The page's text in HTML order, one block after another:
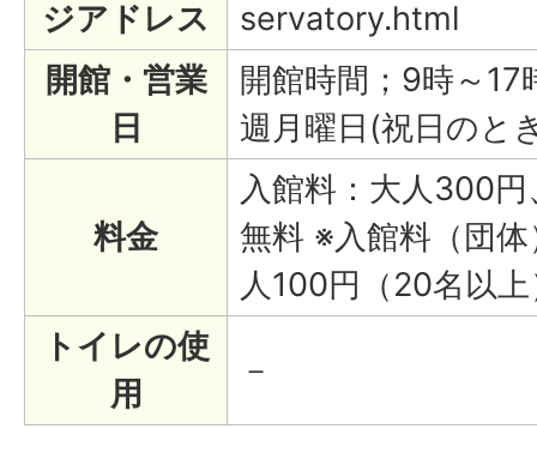
ジアドレス
servatory.html
開館・営業
日
開館時間；9時～17
週月曜日(祝日のと
料金
入館料：大人300
無料 ※入館料（団
人100円（20名以
トイレの使
用
－